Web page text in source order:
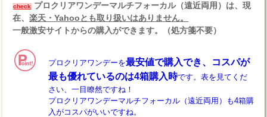
check
プロクリアワンデーマルチフォーカル（遠近両用）は、現
在、楽天・Yahooとも取り扱いはありません。
一般激安サイトからの購入ができます。（処方箋不要）
プロクリアワンデーを最安値で購入でき、コスパが
最も優れているのは4箱購入時です。表を見てくだ
さい、一目瞭然ですね！
プロクリアワンデーマルチフォーカル（遠近両用）も4箱購
入がコスパがいいですね。